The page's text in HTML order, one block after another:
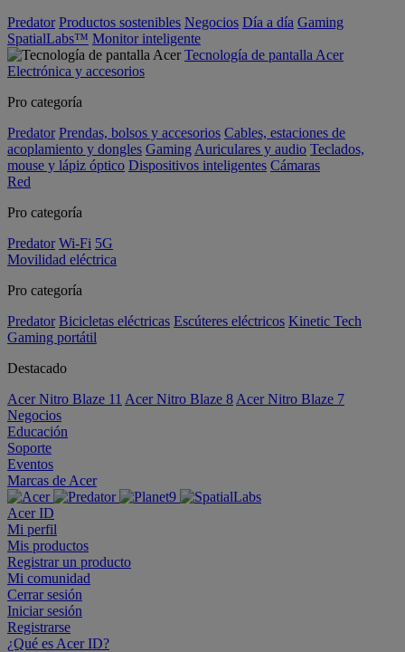
Predator Productos sostenibles Negocios Día a día Gaming
SpatialLabs™ Monitor inteligente
Tecnología de pantalla Acer
Electrónica y accesorios
Pro categoría
Predator Prendas, bolsos y accesorios Cables, estaciones de
acoplamiento y dongles Gaming Auriculares y audio Teclados,
mouse y lápiz óptico Dispositivos inteligentes Cámaras
Red
Pro categoría
Predator Wi-Fi 5G
Movilidad eléctrica
Pro categoría
Predator Bicicletas eléctricas Escúteres eléctricos Kinetic Tech
Gaming portátil
Destacado
Acer Nitro Blaze 11 Acer Nitro Blaze 8 Acer Nitro Blaze 7
Negocios
Educación
Soporte
Eventos
Marcas de Acer
Acer ID
Mi perfil
Mis productos
Registrar un producto
Mi comunidad
Cerrar sesión
Iniciar sesión
Registrarse
¿Qué es Acer ID?